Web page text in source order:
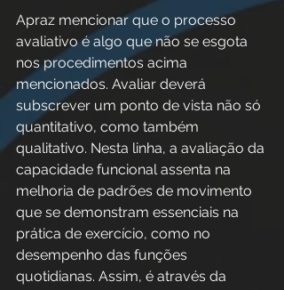
Apraz mencionar que o processo
avaliativo é algo que não se esgota
nos procedimentos acima
mencionados. Avaliar deverá
subscrever um ponto de vista não só
quantitativo, como também
qualitativo. Nesta linha, a avaliação da
capacidade funcional assenta na
melhoria de padrões de movimento
que se demonstram essenciais na
prática de exercício, como no
desempenho das funções
quotidianas. Assim, é através da